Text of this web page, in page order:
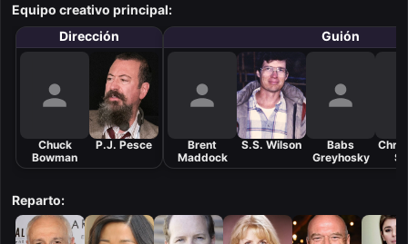
Equipo creativo principal:
Dirección
Chuck
Bowman
P.J. Pesce
Guión
Brent
Maddock
S.S. Wilson
Babs
Greyhosky
Reparto: